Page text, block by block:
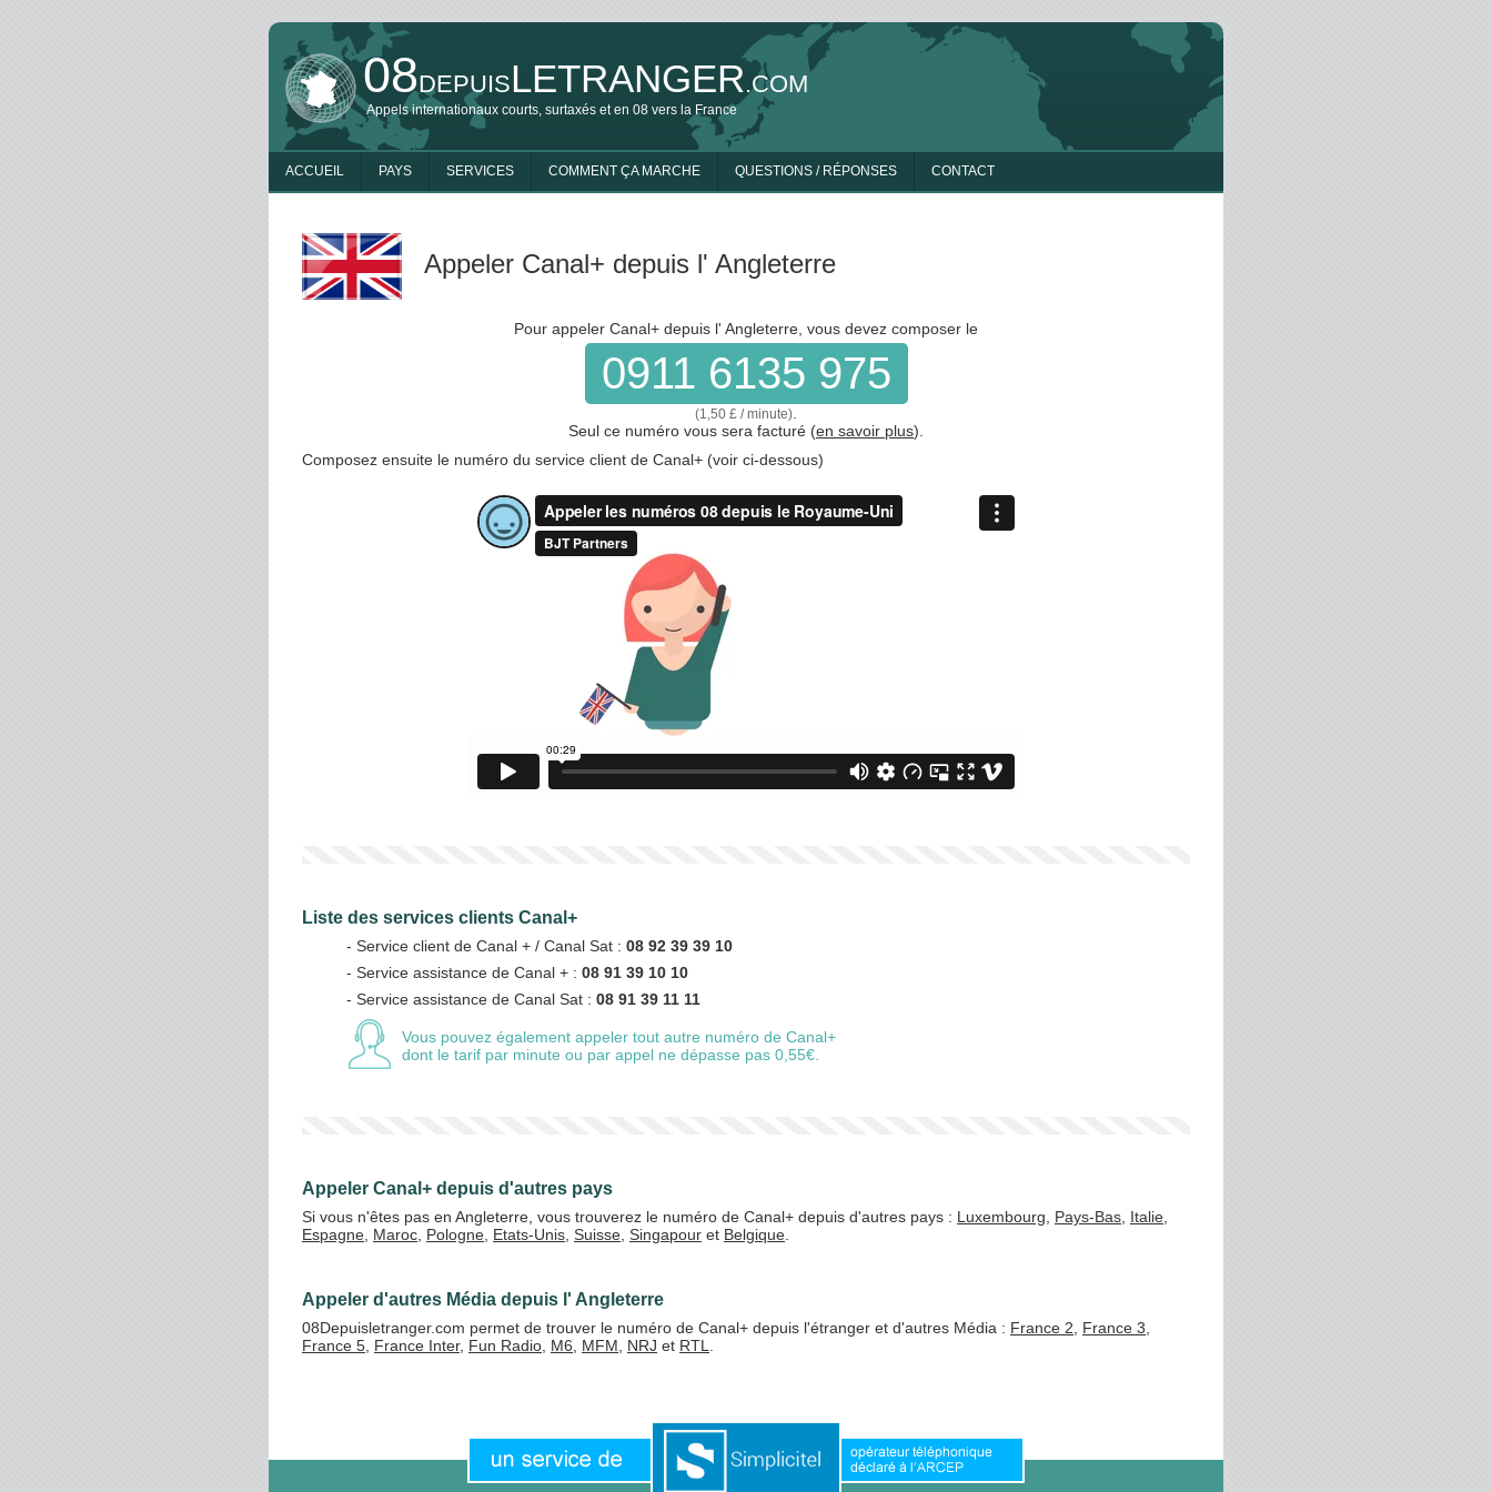
08DEPUISLETRANGER.COM
Appels internationaux courts, surtaxés et en 08 vers la France
ACCUEIL PAYS SERVICES COMMENT ÇA MARCHE QUESTIONS / RÉPONSES CONTACT
Appeler Canal+ depuis l' Angleterre
Pour appeler Canal+ depuis l' Angleterre, vous devez composer le
0911 6135 975
(1,50 £ / minute)
Seul ce numéro vous sera facturé (en savoir plus).
Composez ensuite le numéro du service client de Canal+ (voir ci-dessous)
Liste des services clients Canal+
- Service client de Canal + / Canal Sat : 08 92 39 39 10
- Service assistance de Canal + : 08 91 39 10 10
- Service assistance de Canal Sat : 08 91 39 11 11
Vous pouvez également appeler tout autre numéro de Canal+
dont le tarif par minute ou par appel ne dépasse pas 0,55€.
Appeler Canal+ depuis d'autres pays
Si vous n'êtes pas en Angleterre, vous trouverez le numéro de Canal+ depuis d'autres pays : Luxembourg Pays-Bas Italie
Espagne Maroc Pologne Etats-Unis Suisse Singapour et Belgique
Appeler d'autres Média depuis l' Angleterre
08Depuisletranger.com permet de trouver le numéro de Canal+ depuis l'étranger et d'autres Média : France 2 France 3
France 5 France Inter, Fun Radio M6 MFM NRJ et RTL